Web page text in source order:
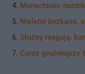
Monachium:
Nieletni bezkarni,
Służby reagują:
Coraz groźniejszy